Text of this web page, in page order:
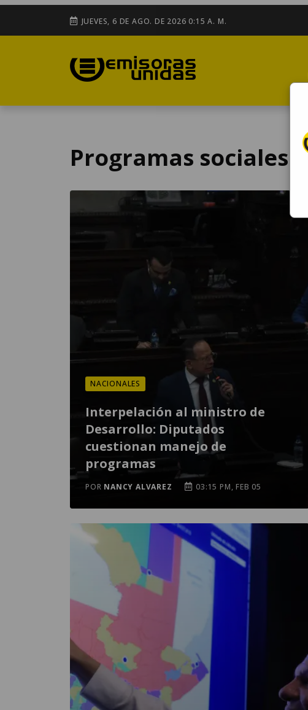
JUEVES, 6 DE AGO. DE 2026 0:15 A. M.
Programas sociales
NACIONALES
Interpelación al ministro de
Desarrollo: Diputados
cuestionan manejo de
programas
POR NANCY ALVAREZ 03:15 PM, FEB 05